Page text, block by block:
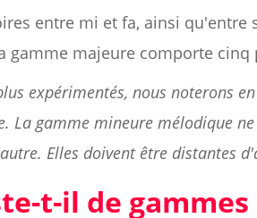
entre mi et fa, ainsi qu'entre
gamme majeure comporte cinq
expérimentés, nous noterons
La gamme mineure mélodique
Elles doivent être distantes
t-il de